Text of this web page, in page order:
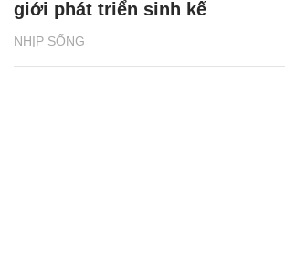
NHỊP SỐNG
giới phát triển sinh kế